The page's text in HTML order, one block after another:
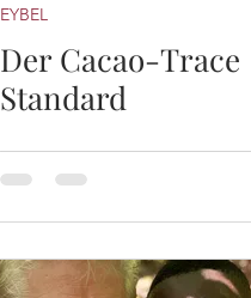
EYBEL
Der Cacao-Trace
Standard